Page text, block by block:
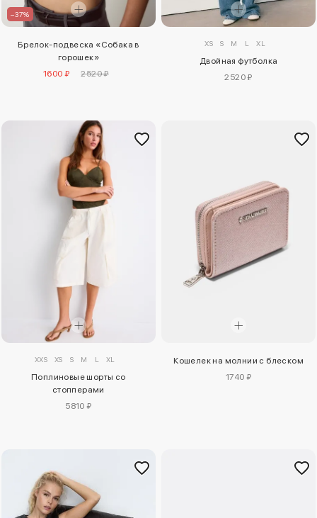
–37%
Брелок-подвеска «Собака в
горошек»
1600 ₽
2520 ₽
XS S M L XL
Двойная футболка
2520 ₽
XXS XS S M L XL
Поплиновые шорты со
стопперами
5810 ₽
Кошелек на молнии с блеском
1740 ₽